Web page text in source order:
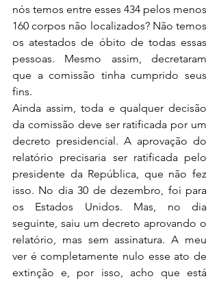
nós temos entre esses 434 pelos menos
160 corpos não localizados? Não temos
os atestados de óbito de todas essas
pessoas. Mesmo assim, decretaram
que a comissão tinha cumprido seus
fins.
Ainda assim, toda e qualquer decisão
da comissão deve ser ratificada por um
decreto presidencial. A aprovação do
relatório precisaria ser ratificada pelo
presidente da República, que não fez
isso. No dia 30 de dezembro, foi para
os Estados Unidos. Mas, no dia
seguinte, saiu um decreto aprovando o
relatório, mas sem assinatura. A meu
ver é completamente nulo esse ato de
extinção e, por isso, acho que está